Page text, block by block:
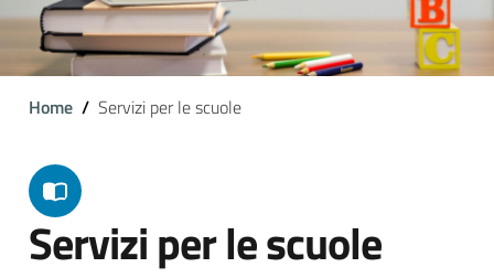
Home Servizi per le scuole
Servizi per le scuole